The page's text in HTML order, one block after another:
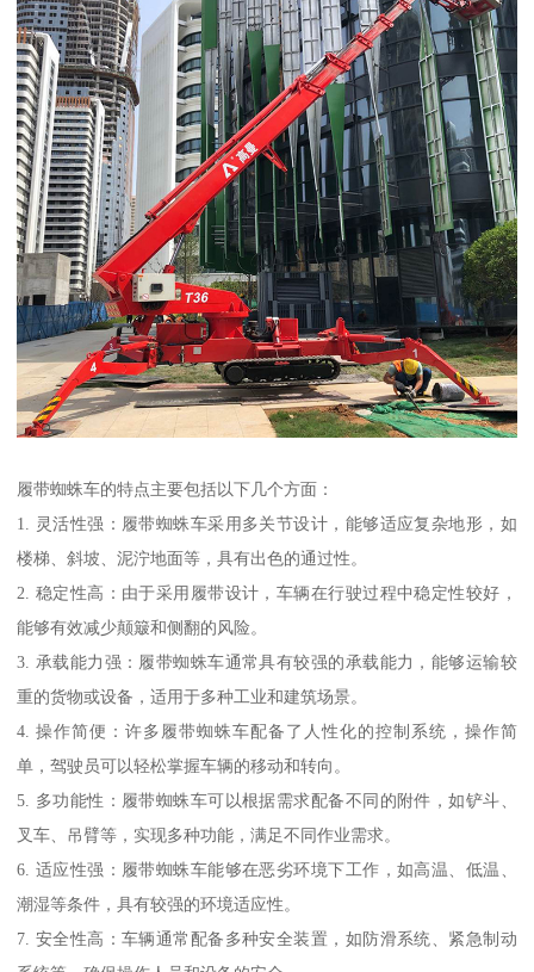
履带蜘蛛车的特点主要包括以下几个方面：
1. 灵活性强：履带蜘蛛车采用多关节设计，能够适应复杂地形，如
楼梯、斜坡、泥泞地面等，具有出色的通过性。
2. 稳定性高：由于采用履带设计，车辆在行驶过程中稳定性较好，
能够有效减少颠簸和侧翻的风险。
3. 承载能力强：履带蜘蛛车通常具有较强的承载能力，能够运输较
重的货物或设备，适用于多种工业和建筑场景。
4. 操作简便：许多履带蜘蛛车配备了人性化的控制系统，操作简
单，驾驶员可以轻松掌握车辆的移动和转向。
5. 多功能性：履带蜘蛛车可以根据需求配备不同的附件，如铲斗、
叉车、吊臂等，实现多种功能，满足不同作业需求。
6. 适应性强：履带蜘蛛车能够在恶劣环境下工作，如高温、低温、
潮湿等条件，具有较强的环境适应性。
7. 安全性高：车辆通常配备多种安全装置，如防滑系统、紧急制动